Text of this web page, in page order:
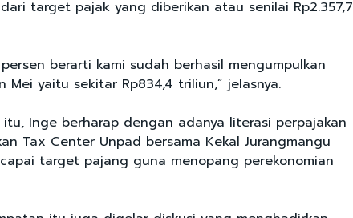
target pajak yang diberikan atau senilai Rp2.357,7
berarti kami sudah berhasil mengumpulkan
Mei yaitu sekitar Rp834,4 triliun,” jelasnya.
itu, Inge berharap dengan adanya literasi perpajakan
Tax Center Unpad bersama Kekal Jurangmangu
target pajang guna menopang perekonomian